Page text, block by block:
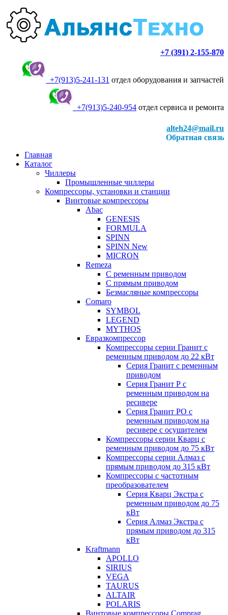
+7 (391) 2-155-870
+7(913)5-241-131 отдел оборудования и запчастей
+7(913)5-240-954 отдел сервиса и ремонта
alteh24@mail.ru
Обратная связь
Главная
Каталог
Чиллеры
Промышленные чиллеры
Компрессоры, установки и станции
Винтовые компрессоры
Abac
GENESIS
FORMULA
SPINN
SPINN New
MICRON
Remeza
С ременным приводом
С прямым приводом
Безмасляные компрессоры
Comaro
SYMBOL
LEGEND
MYTHOS
Евразкомпрессор
Компрессоры серии Гранит с
ременным приводом до 22 кВт
Серия Гранит с ременным
приводом
Серия Гранит Р с
ременным приводом на
ресивере
Серия Гранит РО с
ременным приводом на
ресивере с осушителем
Компрессоры серии Кварц с
ременным приводом до 75 кВт
Компрессоры серии Алмаз с
прямым приводом до 315 кВт
Компрессоры с частотным
преобразователем
Серия Кварц Экстра с
ременным приводом до 75
кВт
Серия Алмаз Экстра с
прямым приводом до 315
кВт
Kraftmann
APOLLO
SIRIUS
VEGA
TAURUS
ALTAIR
POLARIS
Винтовые компрессоры Comprag